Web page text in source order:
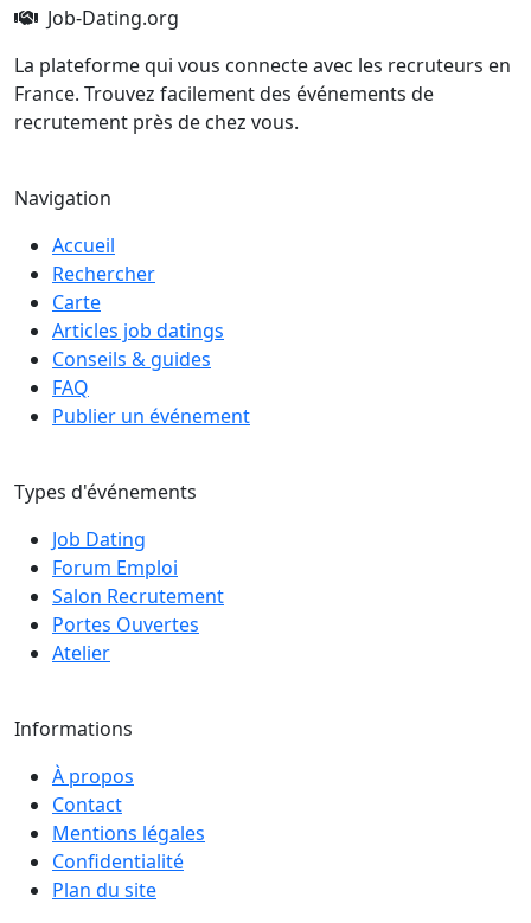
Job-Dating.org
La plateforme qui vous connecte avec les recruteurs en
France. Trouvez facilement des événements de
recrutement près de chez vous.
Navigation
Accueil
Rechercher
Carte
Articles job datings
Conseils & guides
FAQ
Publier un événement
Types d'événements
Job Dating
Forum Emploi
Salon Recrutement
Portes Ouvertes
Atelier
Informations
À propos
Contact
Mentions légales
Confidentialité
Plan du site